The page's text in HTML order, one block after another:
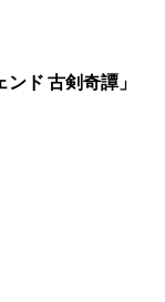
ド 古剣奇譚」